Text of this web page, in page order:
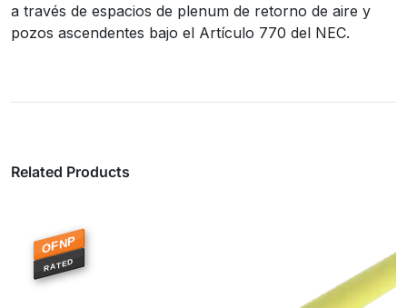
a través de espacios de plenum de retorno de aire y
pozos ascendentes bajo el Artículo 770 del NEC.
Related Products
OFNP
RATED